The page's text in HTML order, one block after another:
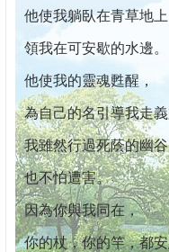
他使我躺臥在青草地上
領我在可安歇的水邊。
他使我的靈魂甦醒，
為自己的名引導我走義
我雖然行過死蔭的幽谷
也不怕遭害。
因為你與我同在，
你的杖，你的竿，都